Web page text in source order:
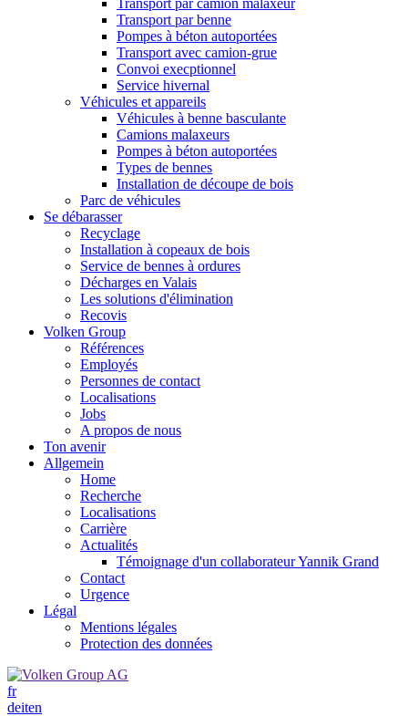
Transport par camion malaxeur
Transport par benne
Pompes à béton autoportées
Transport avec camion-grue
Convoi execptionnel
Service hivernal
Véhicules et appareils
Véhicules à benne basculante
Camions malaxeurs
Pompes à béton autoportées
Types de bennes
Installation de découpe de bois
Parc de véhicules
Se débarasser
Recyclage
Installation à copeaux de bois
Service de bennes à ordures
Décharges en Valais
Les solutions d'élimination
Recovis
Volken Group
Références
Employés
Personnes de contact
Localisations
Jobs
A propos de nous
Ton avenir
Allgemein
Home
Recherche
Localisations
Carrière
Actualités
Témoignage d'un collaborateur Yannik Grand
Contact
Urgence
Légal
Mentions légales
Protection des données
fr
deiten